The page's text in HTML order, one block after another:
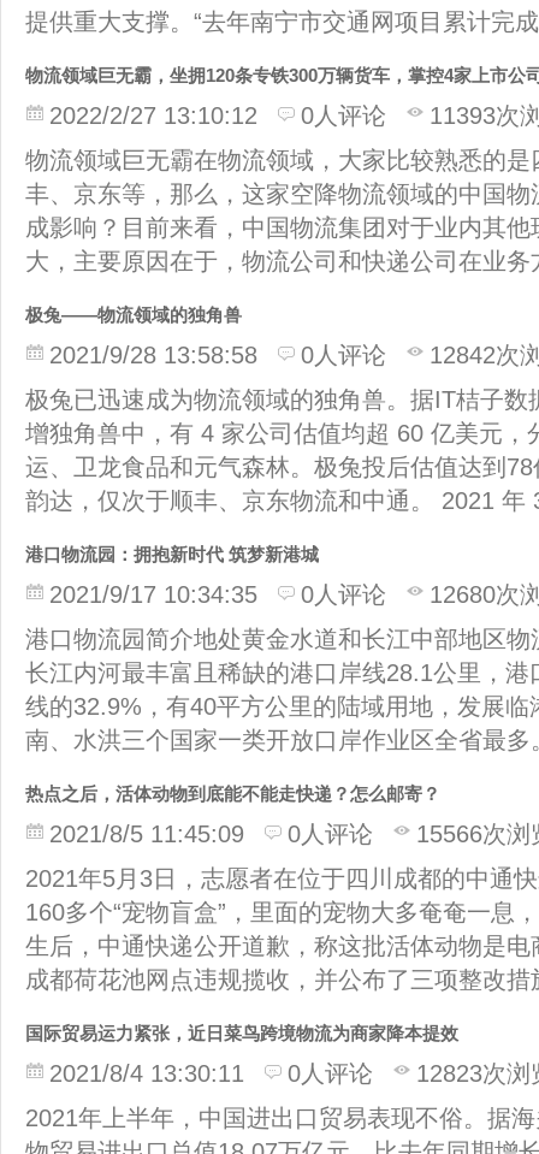
提供重大支撑。“去年南宁市交通网项目累计完
物流领域巨无霸，坐拥120条专铁300万辆货车，掌控4家上市公
2022/2/27 13:10:12 0人评论
11393次
物流领域巨无霸在物流领域，大家比较熟悉的
丰、京东等，那么，这家空降物流领域的中国
成影响？目前来看，中国物流集团对于业内其
大，主要原因在于，物流公司和快递公司在业
极兔——物流领域的独角兽
2021/9/28 13:58:58 0人评论
12842次
极兔已迅速成为物流领域的独角兽。据IT桔子
增独角兽中，有 4 家公司估值均超 60 亿美元，
运、卫龙食品和元气森林。极兔投后估值达到
韵达，仅次于顺丰、京东物流和中通。 2021
港口物流园：拥抱新时代 筑梦新港城
2021/9/17 10:34:35 0人评论
12680次
港口物流园简介地处黄金水道和长江中部地区物
长江内河最丰富且稀缺的港口岸线28.1公里，
线的32.9%，有40平方公里的陆域用地，发展
南、水洪三个国家一类开放口岸作业区全省最
热点之后，活体动物到底能不能走快递？怎么邮寄？
2021/8/5 11:45:09 0人评论
15566次浏
2021年5月3日，志愿者在位于四川成都的中通
160多个“宠物盲盒”，里面的宠物大多奄奄一息
生后，中通快递公开道歉，称这批活体动物是
成都荷花池网点违规揽收，并公布了三项整改
国际贸易运力紧张，近日菜鸟跨境物流为商家降本提效
2021/8/4 13:30:11 0人评论
12823次浏
2021年上半年，中国进出口贸易表现不俗。据